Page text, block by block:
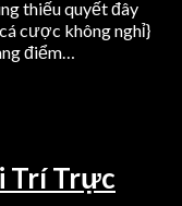
thiếu quyết đây
cược không nghỉ}
điểm…
Trí Trực